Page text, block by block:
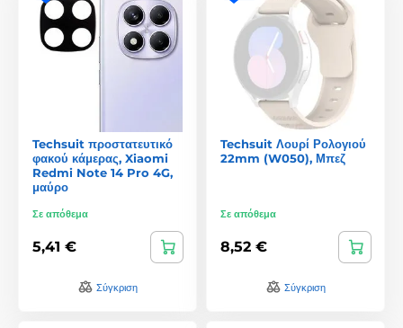
Techsuit προστατευτικό
φακού κάμερας, Xiaomi
Redmi Note 14 Pro 4G,
μαύρο
Σε απόθεμα
5,41 €
Σύγκριση
Techsuit Λουρί Ρολογιού
22mm (W050), Μπεζ
Σε απόθεμα
8,52 €
Σύγκριση